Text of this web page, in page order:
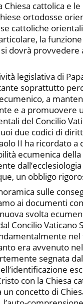
cattolica e le
ortodosse
cattoliche
la funzione
dovrà provvedere
legislativa di
soprattutto
a
e a promuovere
del Concilio
due codici di
II ha ricordato
ecumenica della
un obbligo
sulle
ai documenti
svolta
Concilio Vaticano
nel
era avvenuto
segnata
con la Chiesa
un concetto di